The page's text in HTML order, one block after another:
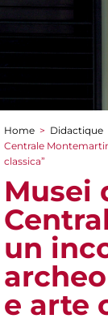
You are
Home > Didactique
Centrale
classica”
Musei
un
e arte